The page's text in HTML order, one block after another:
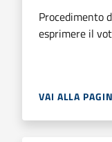
Procedimento
esprimere il
VAI ALLA